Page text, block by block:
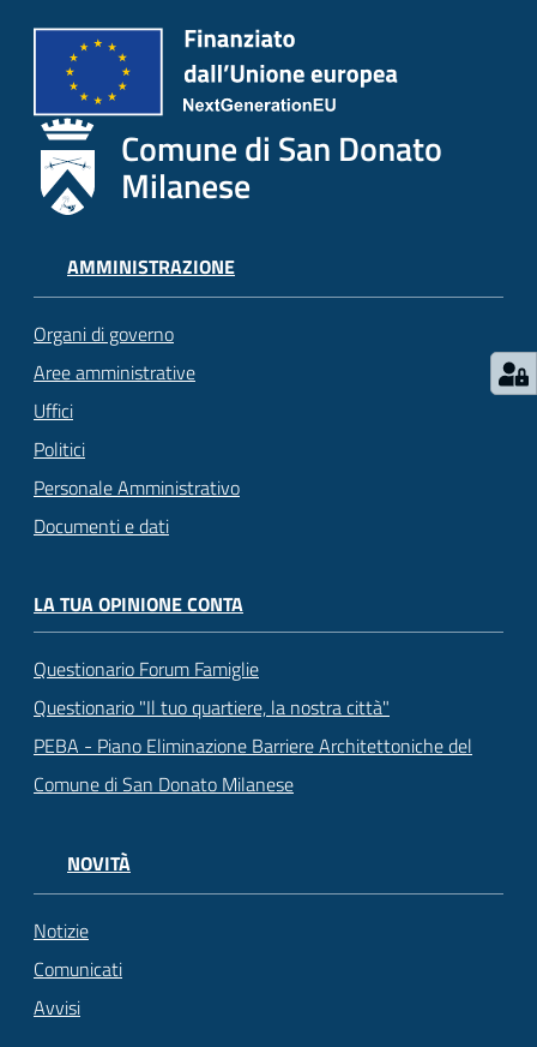
Comune di San Donato
Milanese
AMMINISTRAZIONE
Organi di governo
Aree amministrative
Uffici
Politici
Personale Amministrativo
Documenti e dati
LA TUA OPINIONE CONTA
Questionario Forum Famiglie
Questionario "Il tuo quartiere, la nostra città"
PEBA - Piano Eliminazione Barriere Architettoniche del
Comune di San Donato Milanese
NOVITÀ
Notizie
Comunicati
Avvisi